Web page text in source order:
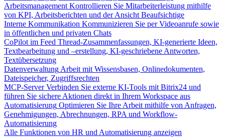
Arbeitsmanagement Kontrollieren Sie Mitarbeiterleistung mithilfe
von KPI, Arbeitsberichten und der Ansicht Beaufsichtige
Interne Kommunikation Kommunizieren Sie per Videoanrufe sowie
in öffentlichen und privaten Chats
CoPilot im Feed Thread-Zusammenfassungen, KI-generierte Ideen,
Textbearbeitung und –erstellung, KI-geschriebene Antworten,
Textübersetzung
Datenverwaltung Arbeit mit Wissensbasen, Onlinedokumenten,
Dateispeicher, Zugriffsrechten
MCP-Server Verbinden Sie externe KI-Tools mit Bitrix24 und
führen Sie sichere Aktionen direkt in Ihrem Workspace aus
Automatisierung Optimieren Sie Ihre Arbeit mithilfe von Anfragen,
Genehmigungen, Abrechnungen, RPA und Workflow-
Automatisierung
Alle Funktionen von HR und Automatisierung anzeigen